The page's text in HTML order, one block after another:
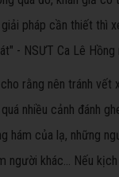
pháp cần thiết thì
- NSƯT Ca Lê Hồng
rằng nên tránh vết
nhiều cảnh đánh
hám của lạ, những
người khác... Nếu